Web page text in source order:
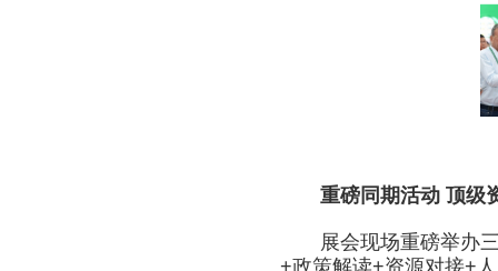
重磅同期活动 顶级
展会现场重磅举办三
+政策解读+资源对接+